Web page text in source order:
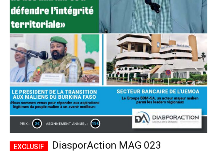
DiasporAction MAG 023